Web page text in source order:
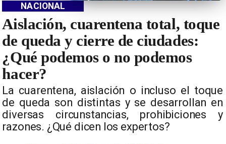
Aislación, cuarentena total, toque
de queda y cierre de ciudades:
¿Qué podemos o no podemos
hacer?
La cuarentena, aislación o incluso el toque
de queda son distintas y se desarrollan en
diversas circunstancias, prohibiciones y
razones. ¿Qué dicen los expertos?
NACIONAL